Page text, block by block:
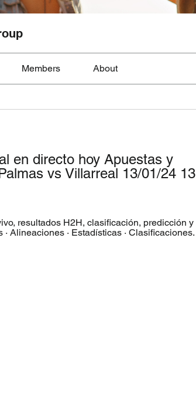
Members About
en directo hoy Apuestas y
vs Villarreal 13/01/24 13
resultados H2H, clasificación, predicción y
Alineaciones · Estadísticas · Clasificaciones.